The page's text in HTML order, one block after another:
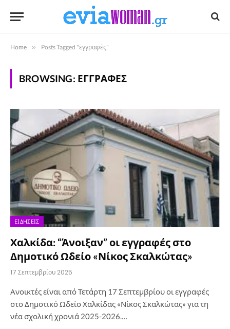
Home » Posts Tagged "εγγραφές"
BROWSING: ΕΓΓΡΑΦΈΣ
ΕΙΔΉΣΕΙΣ
Χαλκίδα: “Άνοιξαν” οι εγγραφές στο
Δημοτικό Ωδείο «Νίκος Σκαλκώτας»
17 Σεπτεμβρίου 2025
Ανοικτές είναι από Τετάρτη 17 Σεπτεμβρίου οι εγγραφές
στο Δημοτικό Ωδείο Χαλκίδας «Νίκος Σκαλκώτας» για τη
νέα σχολική χρονιά 2025-2026.…